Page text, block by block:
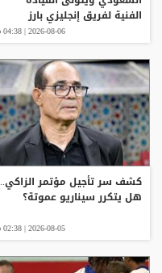
الفنية لفريق إنجليزي بارز
2026-08-06 | 04:38 م
كشف سر تأجيل مؤتمر الزاكي..
هل يتكرر سيناريو عموتة؟
2026-08-05 | 02:38 م